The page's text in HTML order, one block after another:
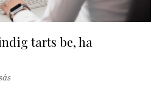
tarts be, ha